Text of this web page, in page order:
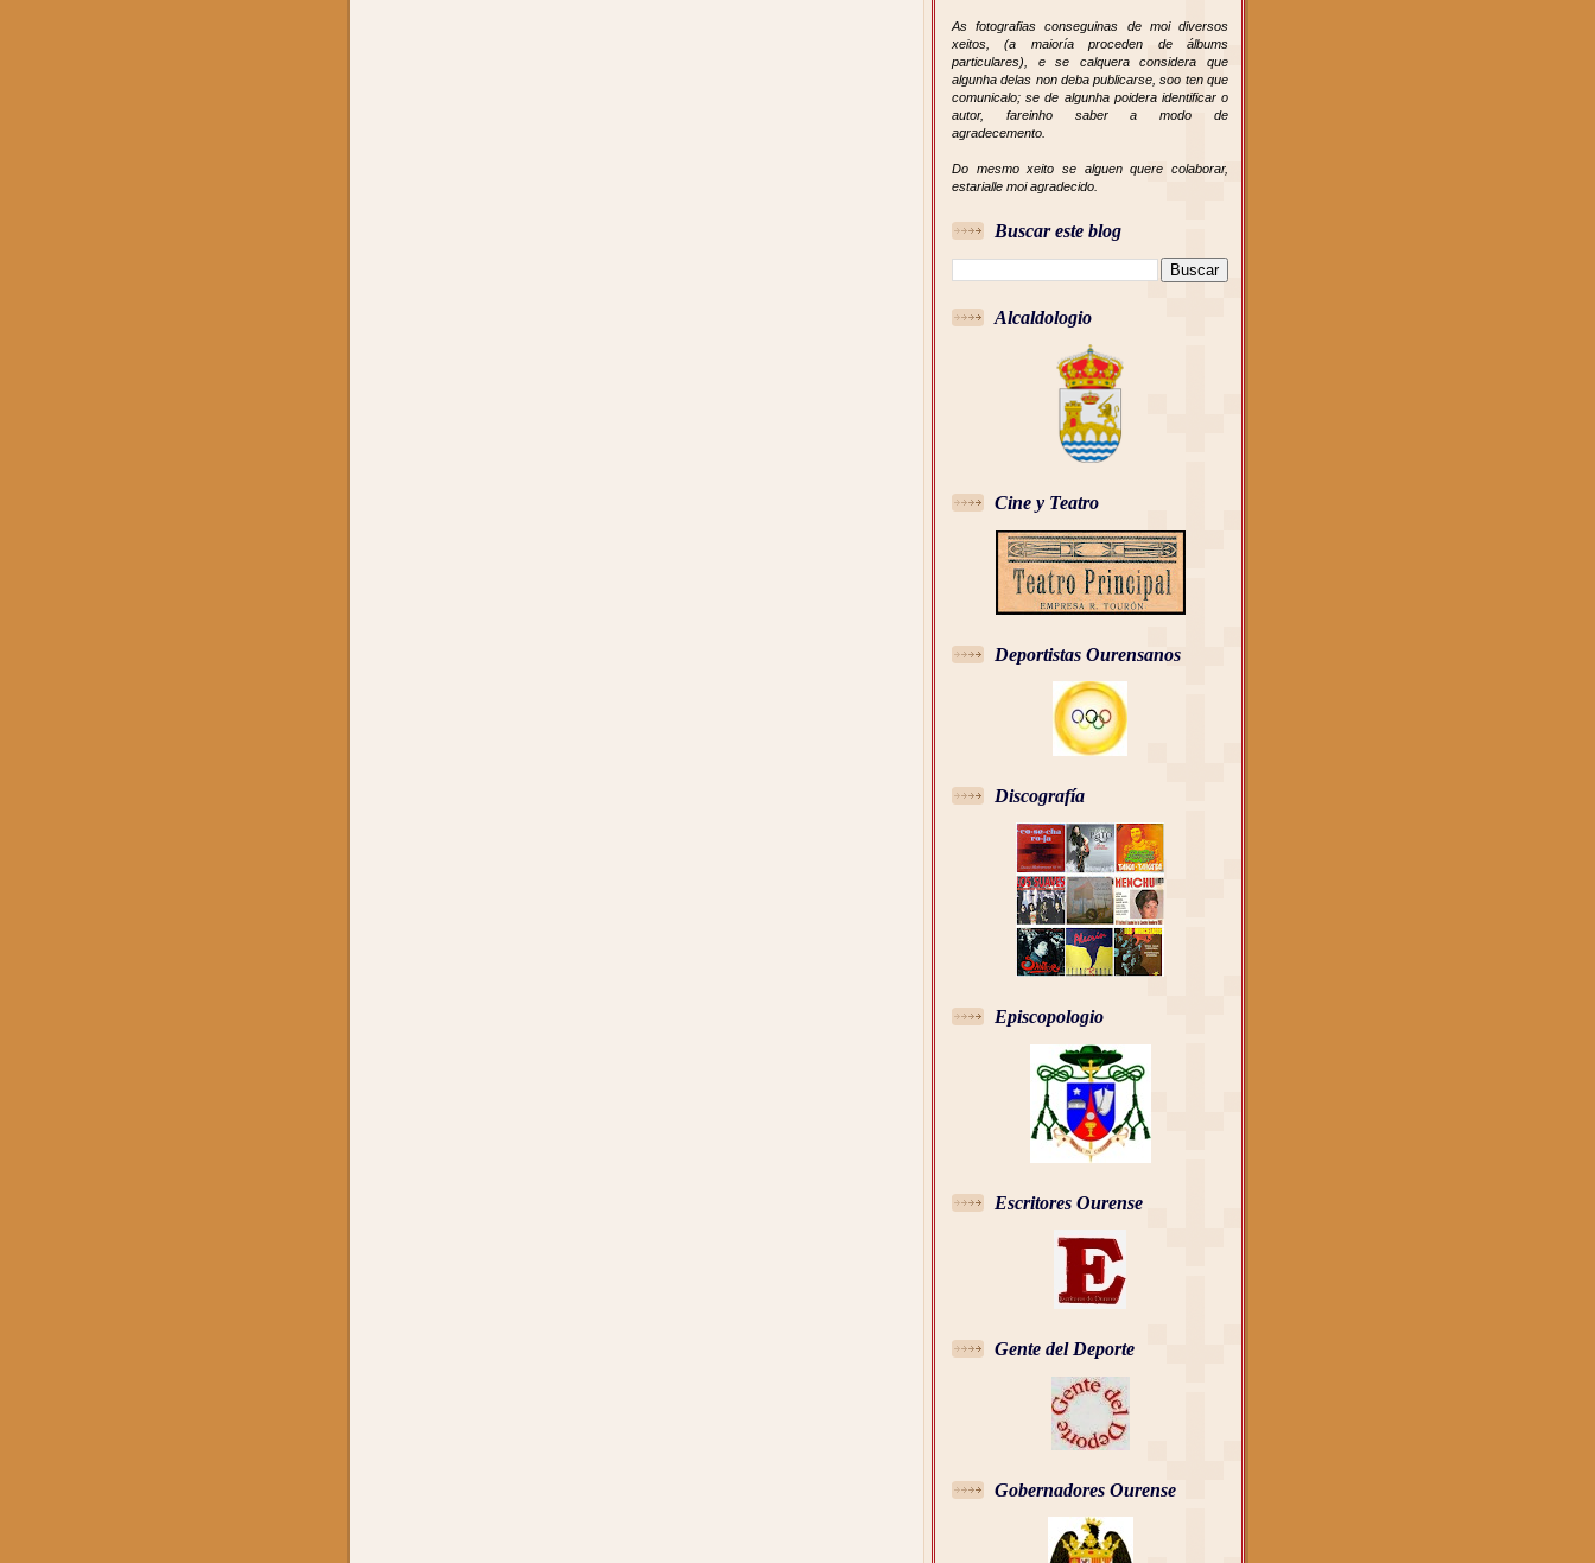
As fotografias conseguinas de moi diversos
xeitos, (a maioría proceden de álbums
particulares), e se calquera considera que
algunha delas non deba publicarse, soo ten que
comunicalo; se de algunha poidera identificar o
autor, fareinho saber a modo de
agradecemento.
Do mesmo xeito se alguen quere colaborar,
estarialle moi agradecido.
Buscar este blog
Alcaldologio
Cine y Teatro
Deportistas Ourensanos
Discografía
Episcopologio
Escritores Ourense
Gente del Deporte
Gobernadores Ourense